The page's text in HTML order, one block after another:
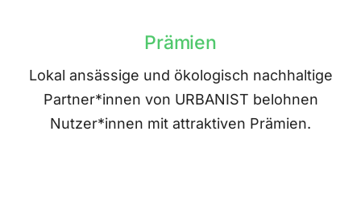
Prämien
Lokal ansässige und ökologisch nachhaltige
Partner*innen von URBANIST belohnen
Nutzer*innen mit attraktiven Prämien.